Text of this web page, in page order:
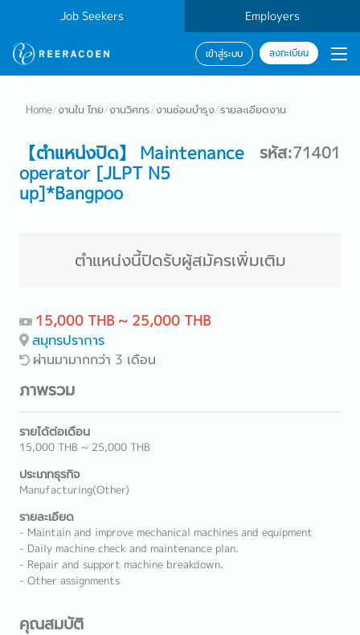
Job Seekers Employers
เข้าสู่ระบบ ลงทะเบียน
Home/งานใน ไทย/งานวิศกร/งานซ่อมบำรุง/รายละเอียดงาน
【ตำแหน่งปิด】 Maintenance
operator [JLPT N5
up]*Bangpoo
รหัส:71401
ตำแหน่งนี้ปิดรับผู้สมัครเพิ่มเติม
15,000 THB ~ 25,000 THB
สมุทรปราการ
ผ่านมามากกว่า 3 เดือน
ภาพรวม
รายได้ต่อเดือน
15,000 THB ~ 25,000 THB
ประเภทธุรกิจ
Manufacturing(Other)
รายละเอียด
- Maintain and improve mechanical machines and equipment
- Daily machine check and maintenance plan.
- Repair and support machine breakdown.
- Other assignments
คุณสมบัติ